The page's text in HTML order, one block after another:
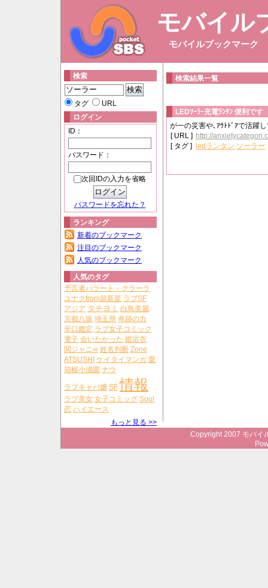
モバイル
モバイルブックマーク
検索
タグ
URL
ログイン
ID：
パスワード：
次回IDの入力を省略
パスワードを忘れた？
ランキング
新着のブックマーク
注目のブックマーク
人気のブックマーク
人気のタグ
予言者バラート・クラーラ
ユナクfrom超新星 ラブSF
アジア タチヨミ 白鳥美麗
京都八坂 埼玉県 奇跡の力
辛口鑑定 ラブ女子コミック
電子 会いたかった 姫浴衣
関ジャニ∞ 姓名判断 Zone
ATSUSHI ケイタイマンガ 愛
箱根小涌園 ナウ
ラブキャバ嬢 SF 情報
ラブ美女 女子コミッグ Soul
恋 ハイエース
もっと見る >>
検索結果一覧
LEDｿｰﾗｰ充電ﾗﾝﾀﾝ 便利です
が一の災害や､ｱｳﾄﾄﾞｱで活躍
[ URL ] http://
[ タグ ] ledランタン ソーラー
Copyright 2007 モバイ